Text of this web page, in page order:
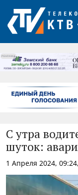
РЕКЛАМА
С утра
шуток:
1 Апреля 2024,